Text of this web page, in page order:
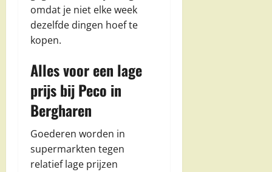
omdat je niet elke week
dezelfde dingen hoef te
kopen.
Alles voor een lage
prijs bij Peco in
Bergharen
Goederen worden in
supermarkten tegen
relatief lage prijzen